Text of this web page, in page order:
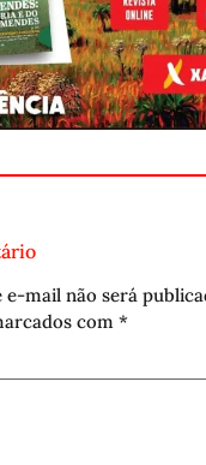
e-mail não será
com *